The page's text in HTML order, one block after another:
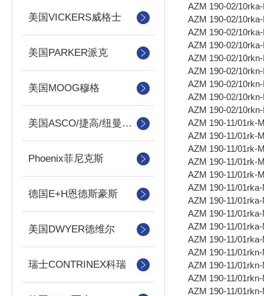
美国VICKERS威格士
美国PARKER派克
美国MOOG穆格
美国ASCO/捷高/纽曼蒂克
Phoenix菲尼克斯
德国E+H恩德斯豪斯
美国DWYER德维尔
瑞士CONTRINEX科瑞
AZM 190-02/
AZM 190-02/
AZM 190-02/
AZM 190-02/
AZM 190-02/
AZM 190-02/
AZM 190-02/
AZM 190-02/
AZM 190-02/
AZM 190-11/01rk-
AZM 190-11/01rk-
AZM 190-11/01rk-
AZM 190-11/01rk-
AZM 190-11/01rk-
AZM 190-11/
AZM 190-11/
AZM 190-11/
AZM 190-11/
AZM 190-11/
AZM 190-11/
AZM 190-11/
AZM 190-11/
AZM 190-11/